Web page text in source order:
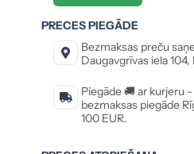
PRECES PIEGĀDE
Bezmaksas preču
Daugavgrīvas iela 104,
Piegāde 🚚 ar kurjeru
bezmaksas piegāde
100 EUR.